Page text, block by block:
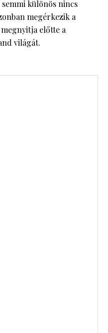
különös nincs
megérkezik a
előtte a
világát.